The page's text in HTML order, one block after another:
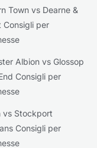
Town vs Dearne &
Consigli per
Albion vs Glossop
Consigli per
vs Stockport
Consigli per